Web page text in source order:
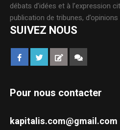
débats d’idées et à l’expression
publication de tribunes,
SUIVEZ NOUS
Pour nous contacter
kapitalis.com@gmail.com